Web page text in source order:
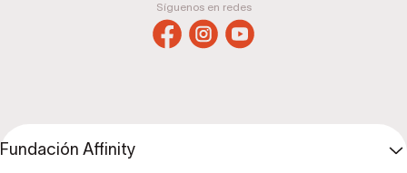
Síguenos en redes
Fundación Affinity